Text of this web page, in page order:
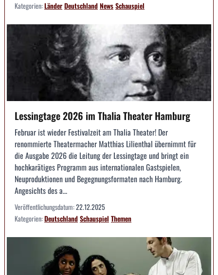
Kategorien:LänderDeutschlandNewsSchauspiel
Lessingtage 2026 im Thalia Theater Hamburg
Februar ist wieder Festivalzeit am Thalia Theater! Der
renommierte Theatermacher Matthias Lilienthal übernimmt für
die Ausgabe 2026 die Leitung der Lessingtage und bringt ein
hochkarätiges Programm aus internationalen Gastspielen,
Neuproduktionen und Begegnungsformaten nach Hamburg.
Angesichts des a...
Veröffentlichungsdatum:22.12.2025
Kategorien:DeutschlandSchauspiel Themen